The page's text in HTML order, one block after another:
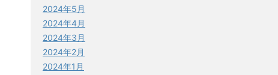
2024年5月
2024年4月
2024年3月
2024年2月
2024年1月